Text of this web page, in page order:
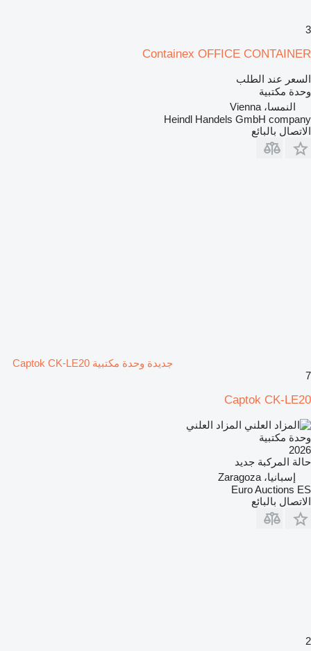
3
Containex OFFICE CONTAINER
السعر عند الطلب
وحدة مكتبية
النمسا، Vienna
Heindl Handels GmbH company
الاتصال بالبائع
جديدة وحدة مكتبية Captok CK-LE20
7
Captok CK-LE20
المزاد العلني
وحدة مكتبية
2026
حالة المركبة جديد
إسبانيا، Zaragoza
Euro Auctions ES
الاتصال بالبائع
2